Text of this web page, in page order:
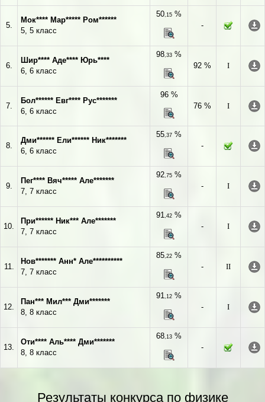
5.
Мок**** Мар***** Ром******
5, 5 класс
50,15 %
-
6.
Шир**** Аде**** Юрь****
6, 6 класс
98,33 %
92 %
I
7.
Бол****** Евг**** Рус*******
6, 6 класс
96 %
76 %
I
8.
Дми****** Ели****** Ник*******
6, 6 класс
55,37 %
-
9.
Пег**** Вяч***** Але*******
7, 7 класс
92,75 %
-
I
10.
При****** Ник*** Але*******
7, 7 класс
91,42 %
-
I
11.
Нов******* Анн* Але**********
7, 7 класс
85,22 %
-
II
12.
Пан*** Мил*** Дми*******
8, 8 класс
91,12 %
-
I
13.
Оти**** Аль**** Дми*******
8, 8 класс
68,13 %
-
Результаты конкурса по физике